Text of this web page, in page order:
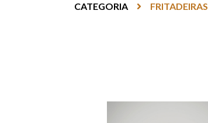
CATEGORIA FRITADEIRAS